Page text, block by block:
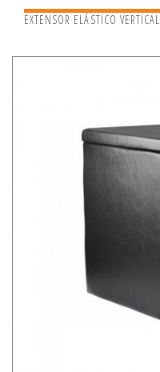
EXTENSOR ELÁSTICO VERTICAL